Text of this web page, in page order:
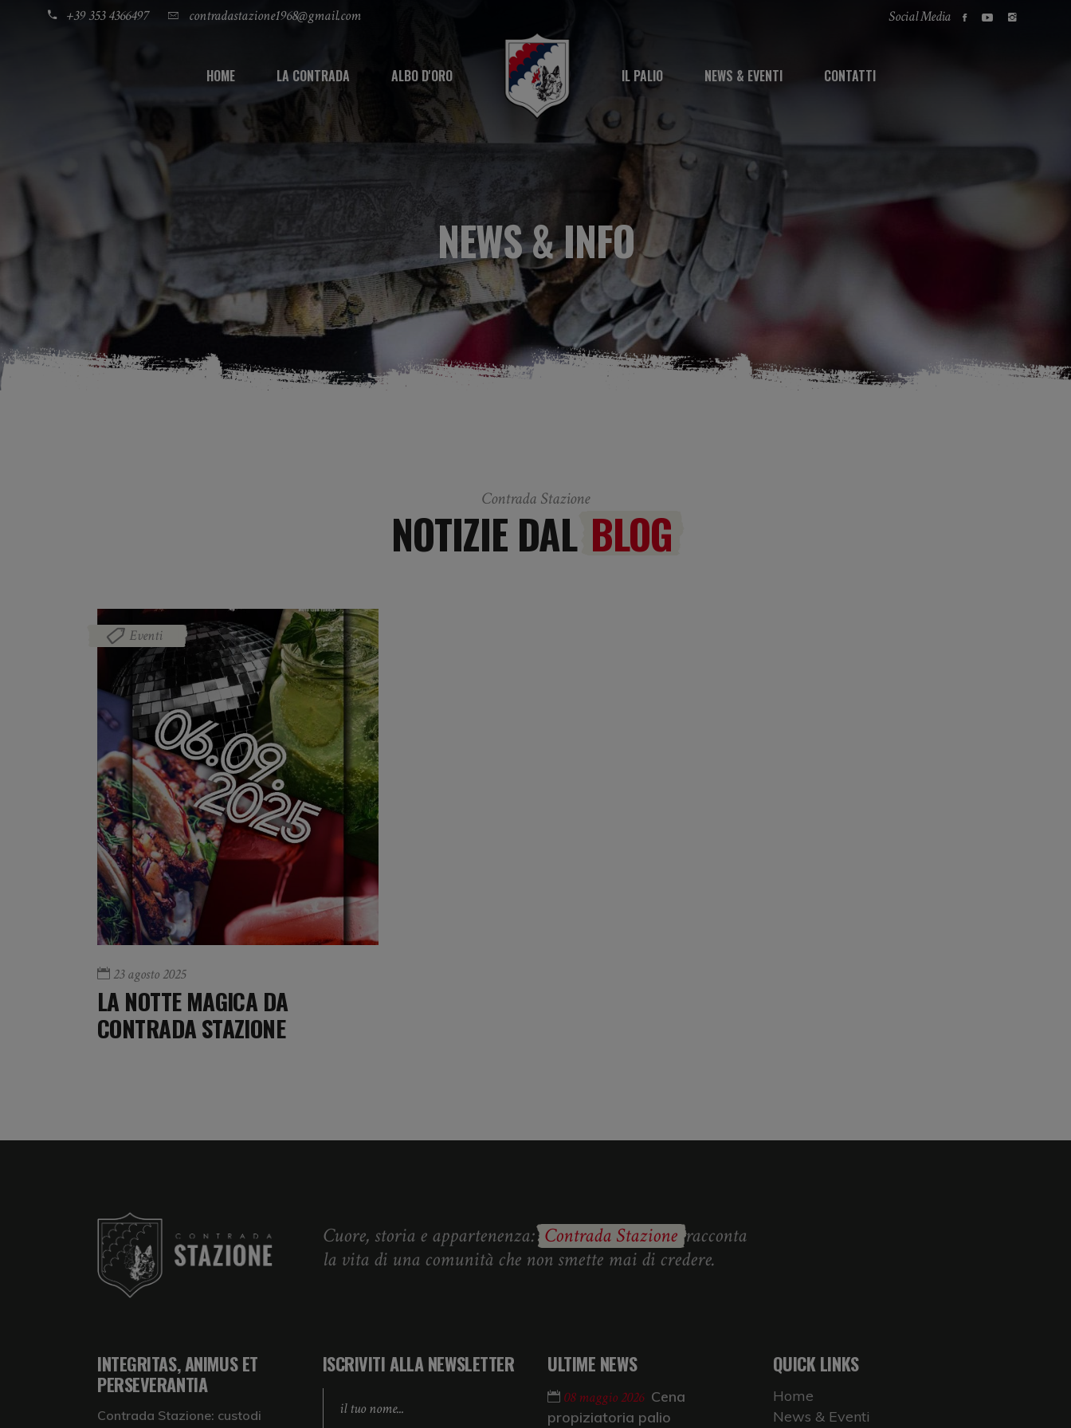
+39 353 4366497 contradastazione1968@gmail.com Social Media
HOME LA CONTRADA ALBO D'ORO IL PALIO NEWS & EVENTI CONTATTI
NEWS & INFO
Contrada Stazione
NOTIZIE DAL BLOG
Eventi
23 agosto 2025
LA NOTTE MAGICA DA
CONTRADA STAZIONE
Cuore, storia e appartenenza: Contrada Stazione racconta
la vita di una comunità che non smette mai di credere.
INTEGRITAS, ANIMUS ET
PERSEVERANTIA
Contrada Stazione: custodi
ISCRIVITI ALLA NEWSLETTER ULTIME NEWS
08 maggio 2026 Cena
propiziatoria palio
QUICK LINKS
Home
News & Eventi